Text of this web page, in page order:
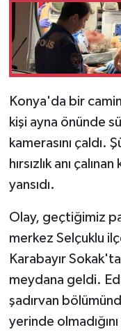
Konya'da bir
kişi ayna önünde
kamerasını çaldı.
hırsızlık anı
yansıdı.
Olay, geçtiğimiz
merkez Selçuklu
Karabayır
meydana geldi.
şadırvan
yerinde